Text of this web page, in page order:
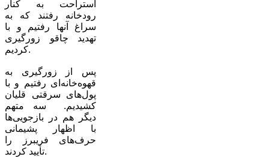
استراحت به کنار
رودخانه رفتند که به
سراغ آنها رفتیم و با
تهدید چاقو زورگیری
کردیم.
پس از زورگیری به
قهوه‌خانه‌ای رفتیم و با
پول‌های سرقتی قلیان
کشیدیم. سه متهم
دیگر هم در بازجویی‌ها
با اظهار پشیمانی
حرف‌های فریبرز را
تأیید کردند.